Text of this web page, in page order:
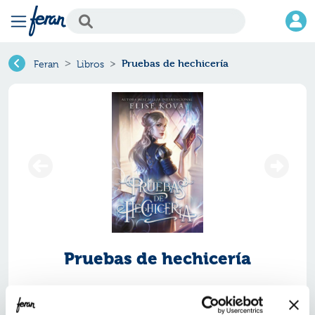
Feran Libros Pruebas de hechicería
Pruebas de hechicería
ISBN: